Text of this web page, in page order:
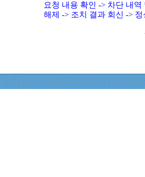
요청 내용 확인 -> 차단 내
해제 -> 조치 결과 회신 ->